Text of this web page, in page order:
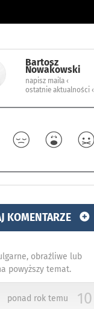
Bartosz
Nowakowski
napisz maila ‹
ostatnie aktualności ‹
KOMENTARZE
obraźliwe lub
powyższy temat.
10
ponad rok temu